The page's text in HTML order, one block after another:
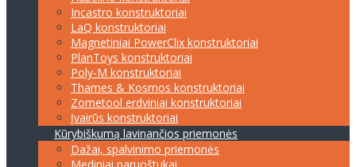
Incastro konstruktoriai
LaQ konstruktoriai
Magnetiniai PowerClix konstruktoriai
PlanToys konstruktoriai
Poly-M konstruktoriai
Thames & Kosmos konstruktoriai
Zometool erdviniai konstruktoriai
Įvairūs konstruktoriai
Kūrybiškumą lavinančios priemonės
Dažai, spalvinimo priemonės
Mediniai paruoštukai